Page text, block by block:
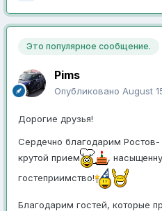
Это популярное сообщение.
Pims
Опубликовано August
Дорогие друзья!
Сердечно благодарим Ростов-
крутой прием
,
гостеприимство!
Благодарим гостей, которые